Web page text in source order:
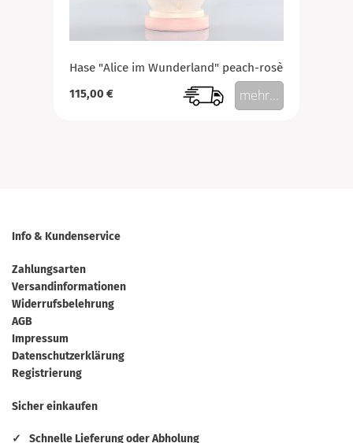
Hase "Alice im Wunderland" peach-rosè
115,00 €
mehr...
Info & Kundenservice
Zahlungsarten
Versandinformationen
Widerrufsbelehrung
AGB
Impressum
Datenschutzerklärung
Registrierung
Sicher einkaufen
✓ Schnelle Lieferung oder Abholung